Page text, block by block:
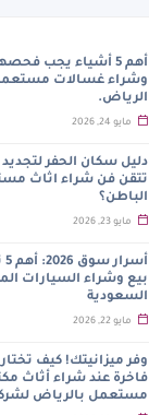
أهم 5 أشياء يجب
وشراء غسالات
الرياض.
مايو 24, 2026
دليل سكان الحفر
تتقن فن شراء اثاث
الباطن؟
مايو 23, 2026
بيع وشراء السيارات
السعودية
مايو 22, 2026
وفر ميزانيتك! كيف
فاخرة عند شراء أثاث
مستعمل بالرياض